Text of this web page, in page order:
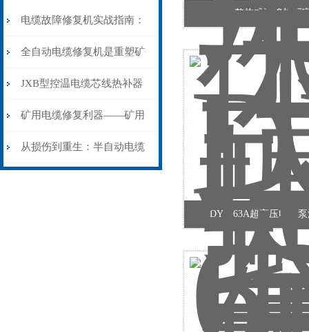
电缆故障修复机实战指南：
从“盲测”到“精确定点”的三
步作业法
全自动电缆修复机是重塑矿
山电力动脉的“智能外科医
生”
JXB型控温电缆芯线热补器
安装与接线：精准修复的工
艺基石
矿用电缆修复利器——矿用
电缆热补机智能控温，安全
从损伤到重生：半自动电缆
整体式弯管机厂
DYB-63A超高压电动